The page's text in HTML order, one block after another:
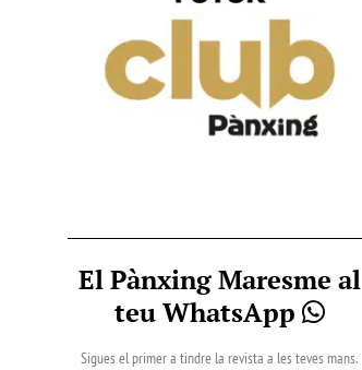
El Pànxing Maresme al
teu WhatsApp
Sigues el primer a tindre la revista a les teves mans.